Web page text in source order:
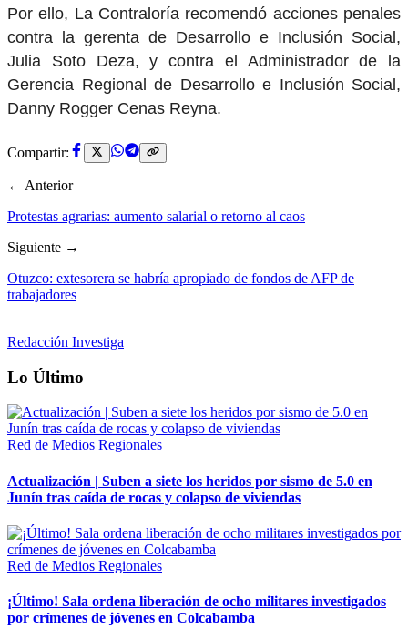
Por ello, La Contraloría recomendó acciones penales
contra la gerenta de Desarrollo e Inclusión Social,
Julia Soto Deza, y contra el Administrador de la
Gerencia Regional de Desarrollo e Inclusión Social,
Danny Rogger Cenas Reyna.
Compartir:
← Anterior
Protestas agrarias: aumento salarial o retorno al caos
Siguiente →
Otuzco: extesorera se habría apropiado de fondos de AFP de
trabajadores
Redacción Investiga
Lo Último
Red de Medios Regionales
Actualización | Suben a siete los heridos por sismo de 5.0 en
Junín tras caída de rocas y colapso de viviendas
Red de Medios Regionales
¡Último! Sala ordena liberación de ocho militares investigados
por crímenes de jóvenes en Colcabamba